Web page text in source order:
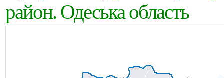
район. Одеська область